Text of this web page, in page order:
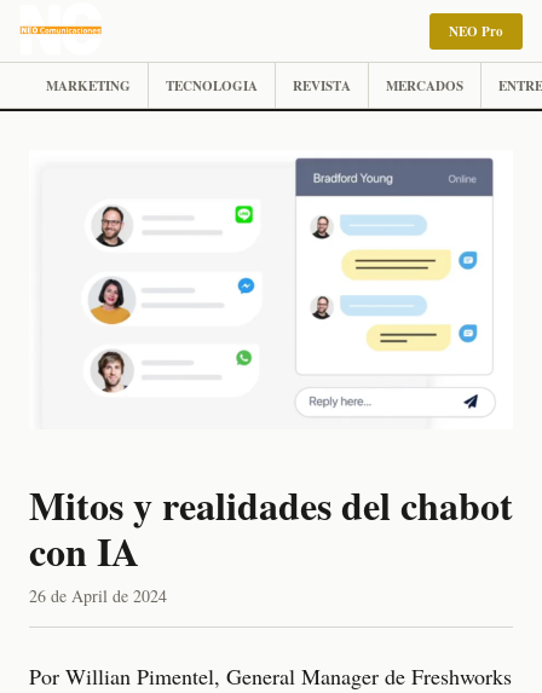
NEO Pro
MARKETING TECNOLOGIA REVISTA MERCADOS
Mitos y realidades del chabot
con IA
26 de April de 2024
Por Willian Pimentel, General Manager de Freshworks